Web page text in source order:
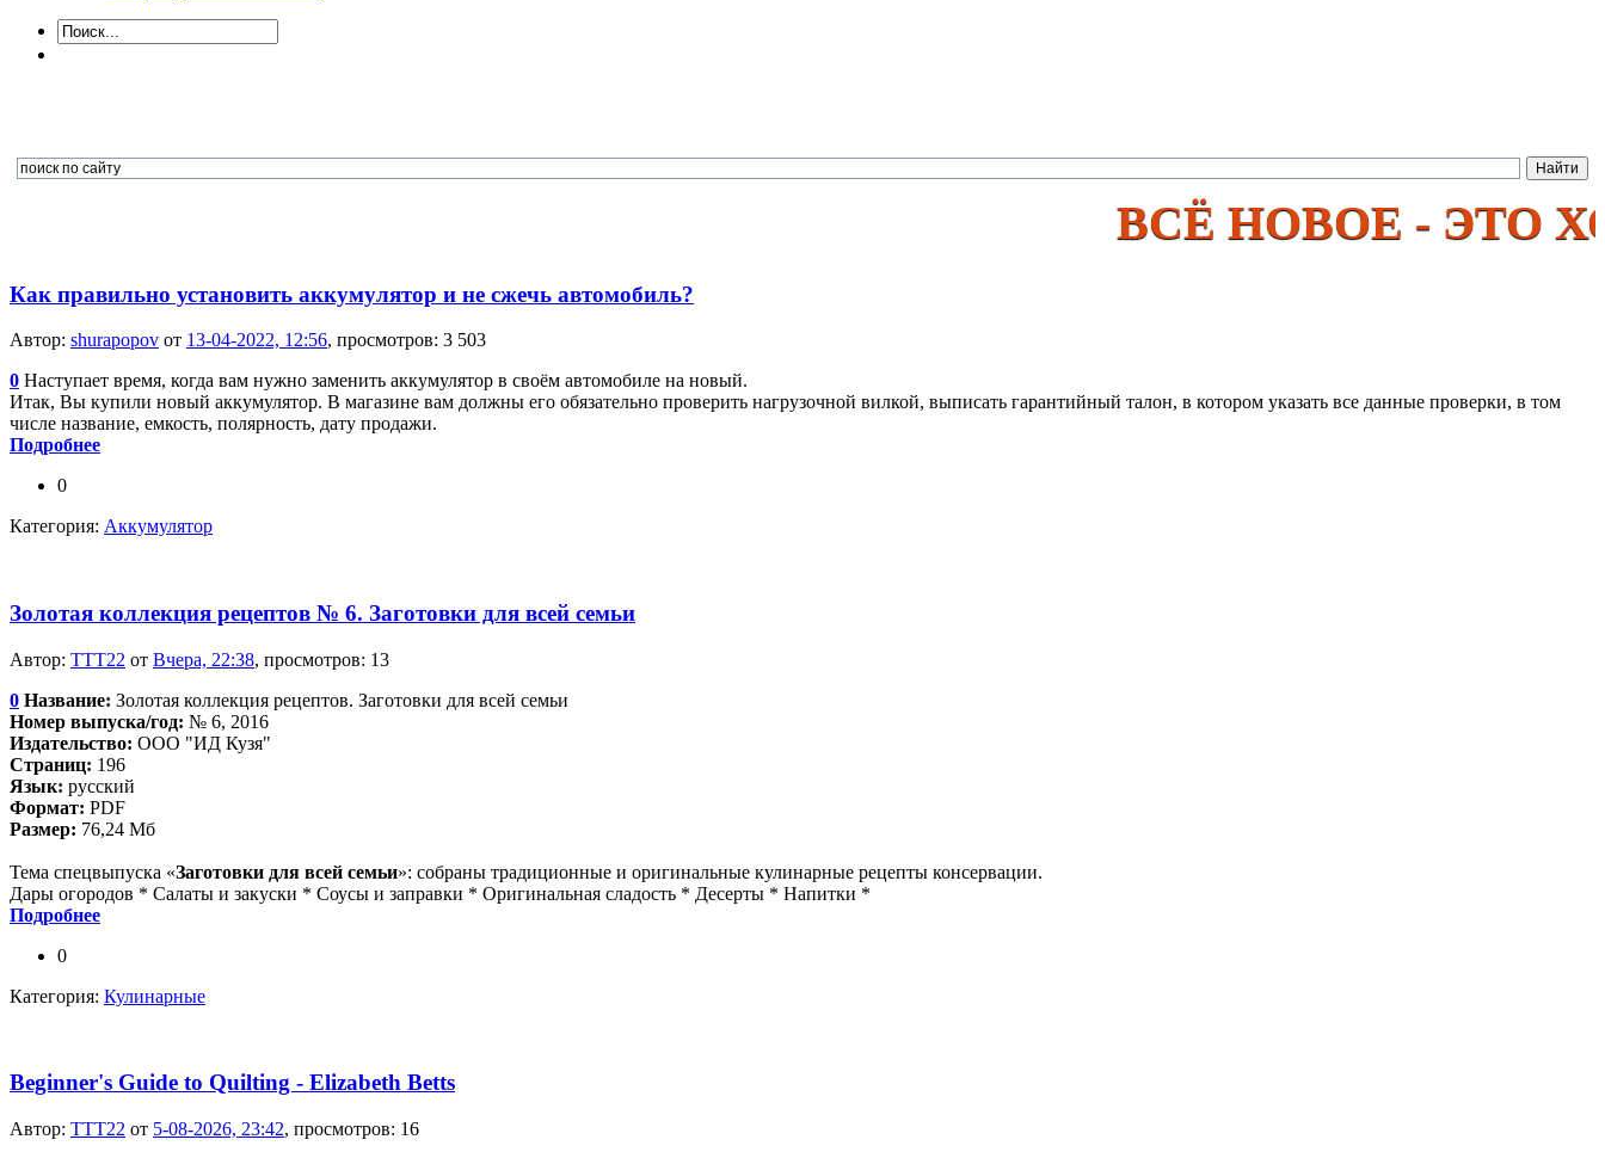
ВСЁ НОВОЕ - ЭТО
Как правильно установить аккумулятор и не сжечь автомобиль?
Автор: shurapopov от 13-04-2022, 12:56, просмотров: 3 503
0 Наступает время, когда вам нужно заменить аккумулятор в своём автомобиле на новый.
Итак, Вы купили новый аккумулятор. В магазине вам должны его обязательно проверить нагрузочной вилкой, выписать гарантийный талон, в котором указать все данные проверки, в том
числе название, емкость, полярность, дату продажи.
Подробнее
0
Категория: Аккумулятор
Золотая коллекция рецептов № 6. Заготовки для всей семьи
Автор: TTT22 от Вчера, 22:38, просмотров: 13
0 Название: Золотая коллекция рецептов. Заготовки для всей семьи
Номер выпуска/год: № 6, 2016
Издательство: ООО "ИД Кузя"
Страниц: 196
Язык: русский
Формат: PDF
Размер: 76,24 Мб
Тема спецвыпуска «Заготовки для всей семьи»: собраны традиционные и оригинальные кулинарные рецепты консервации.
Дары огородов * Салаты и закуски * Соусы и заправки * Оригинальная сладость * Десерты * Напитки *
Подробнее
0
Категория: Кулинарные
Beginner's Guide to Quilting - Elizabeth Betts
Автор: TTT22 от 5-08-2026, 23:42, просмотров: 16